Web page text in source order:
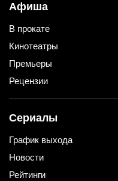
Афиша
В прокате
Кинотеатры
Премьеры
Рецензии
Сериалы
График выхода
Новости
Рейтинги